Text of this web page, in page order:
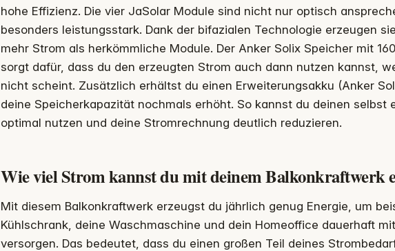
hohe Effizienz. Die vier JaSolar Module sind nicht nur optisch
besonders leistungsstark. Dank der bifazialen Technologie erzeugen
mehr Strom als herkömmliche Module. Der Anker Solix Speicher mit
sorgt dafür, dass du den erzeugten Strom auch dann nutzen kannst,
nicht scheint. Zusätzlich erhältst du einen Erweiterungsakku (Anker
deine Speicherkapazität nochmals erhöht. So kannst du deinen selbst
optimal nutzen und deine Stromrechnung deutlich reduzieren.
Wie viel Strom kannst du mit deinem Balkonkraftwerk
Mit diesem Balkonkraftwerk erzeugst du jährlich genug Energie, um
Kühlschrank, deine Waschmaschine und dein Homeoffice dauerhaft
versorgen. Das bedeutet, dass du einen großen Teil deines